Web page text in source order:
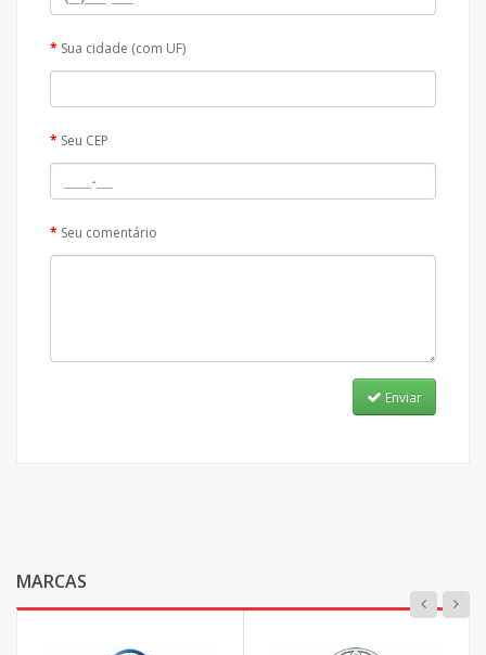
Sua cidade (com UF)
Seu CEP
Seu comentário
Enviar
MARCAS